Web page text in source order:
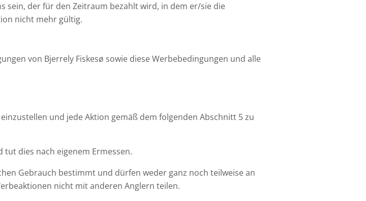
sein, der für den Zeitraum bezahlt wird, in dem er/sie die
nicht mehr gültig.
von Bjerrely Fiskesø sowie diese Werbebedingungen und alle
und jede Aktion gemäß dem folgenden Abschnitt 5 zu
dies nach eigenem Ermessen.
Gebrauch bestimmt und dürfen weder ganz noch teilweise an
nicht mit anderen Anglern teilen.